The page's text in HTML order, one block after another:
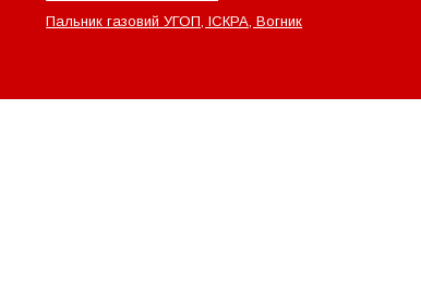
Пальник газовий УГОП, ІСКРА, Вогник